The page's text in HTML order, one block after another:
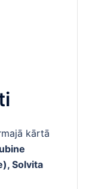
kārtā
Solvita